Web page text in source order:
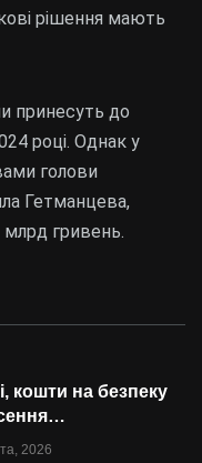
кошти на безпеку
2026
рішення мають
принесуть до
році. Однак у
голови
Гетманцева,
гривень.